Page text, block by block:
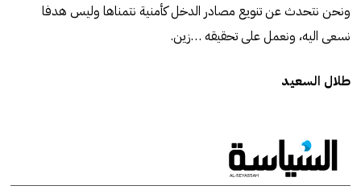
ونحن نتحدث عن تنويع مصادر الدخل كأمنية نتمناها وليس هدفا
نسعى اليه، ونعمل على تحقيقه …زين.
طلال السعيد